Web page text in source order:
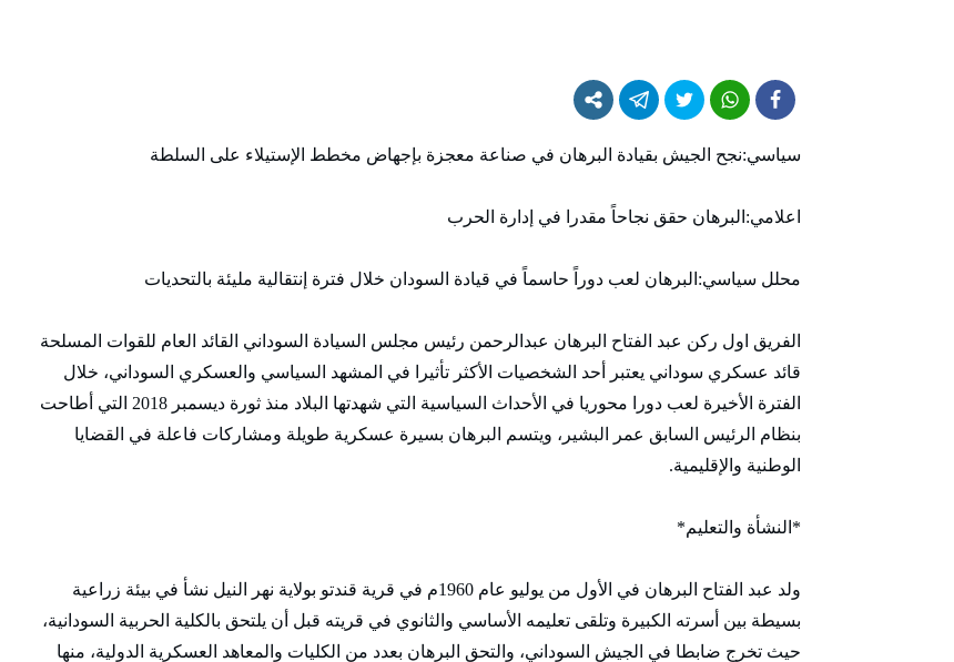
سياسي:نجح الجيش بقيادة البرهان في صناعة معجزة بإجهاض مخطط الإستيلاء على السلطة
اعلامي:البرهان حقق نجاحاً مقدرا في إدارة الحرب
محلل سياسي:البرهان لعب دوراً حاسماً في قيادة السودان خلال فترة إنتقالية مليئة بالتحديات
الفريق اول ركن عبد الفتاح البرهان عبدالرحمن رئيس مجلس السيادة السوداني القائد العام للقوات المسلحة
قائد عسكري سوداني يعتبر أحد الشخصيات الأكثر تأثيرا في المشهد السياسي والعسكري السوداني، خلال
الفترة الأخيرة لعب دورا محوريا في الأحداث السياسية التي شهدتها البلاد منذ ثورة ديسمبر 2018 التي أطاحت
بنظام الرئيس السابق عمر البشير، ويتسم البرهان بسيرة عسكرية طويلة ومشاركات فاعلة في القضايا
الوطنية والإقليمية.
*النشأة والتعليم*
ولد عبد الفتاح البرهان في الأول من يوليو عام 1960م في قرية قندتو بولاية نهر النيل نشأ في بيئة زراعية
بسيطة بين أسرته الكبيرة وتلقى تعليمه الأساسي والثانوي في قريته قبل أن يلتحق بالكلية الحربية السودانية،
حيث تخرج ضابطا في الجيش السوداني، والتحق البرهان بعدد من الكليات والمعاهد العسكرية الدولية، منها